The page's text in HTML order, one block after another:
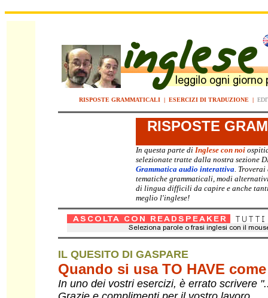
RISPOSTE GRAMMATICALI | ESERCIZI DI TRADUZIONE |
RISPOSTE
In questa parte di Inglese con noi
selezionate tratte dalla nostra sezione
Grammatica audio interattiva .
tematiche grammaticali, modi
di lingua difficili da capire e anche
meglio l'inglese!
IL QUESITO DI GASPARE
Quando si usa TO HAVE
In uno dei vostri esercizi, è errato scrivere